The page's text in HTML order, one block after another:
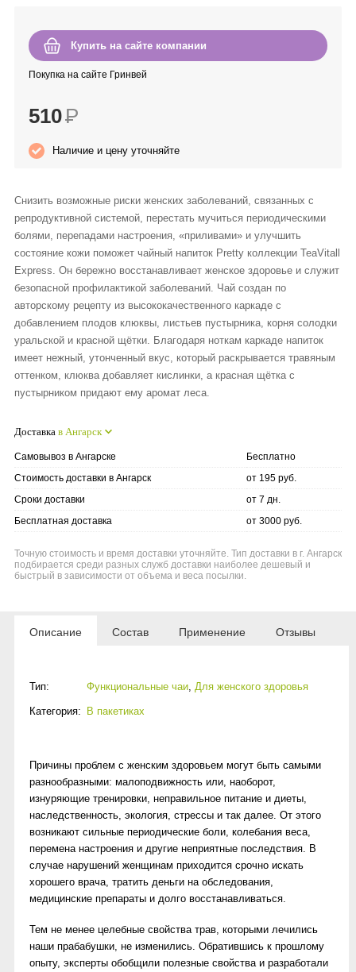
Intilia
Enjoy Care
Купить на сайте компании
Покупка на сайте Гринвей
510Р
Наличие и цену уточняйте
Снизить возможные риски женских заболеваний, связанных с
репродуктивной системой, перестать мучиться периодическими
болями, перепадами настроения, «приливами» и улучшить
состояние кожи поможет чайный напиток Pretty коллекции TeaVitall
Express. Он бережно восстанавливает женское здоровье и служит
безопасной профилактикой заболеваний. Чай создан по
авторскому рецепту из высококачественного каркаде с
добавлением плодов клюквы, листьев пустырника, корня солодки
уральской и красной щётки. Благодаря ноткам каркаде напиток
имеет нежный, утонченный вкус, который раскрывается травяным
оттенком, клюква добавляет кислинки, а красная щётка с
пустырником придают ему аромат леса.
Доставка в Ангарск
Самовывоз в Ангарске
Бесплатно
Стоимость доставки в Ангарск
от 195 руб.
Сроки доставки
от 7 дн.
Бесплатная доставка
от 3000 руб.
Точную стоимость и время доставки уточняйте. Тип доставки в г. Ангарск
подбирается среди разных служб доставки наиболее дешевый и
быстрый в зависимости от объема и веса посылки.
Описание Состав Применение Отзывы
Тип: Функциональные чаи Для женского здоровья
Категория: В пакетиках
Причины проблем с женским здоровьем могут быть самыми
разнообразными: малоподвижность или, наоборот,
изнуряющие тренировки, неправильное питание и диеты,
наследственность, экология, стрессы и так далее. От этого
возникают сильные периодические боли, колебания веса,
перемена настроения и другие неприятные последствия. В
случае нарушений женщинам приходится срочно искать
хорошего врача, тратить деньги на обследования,
медицинские препараты и долго восстанавливаться.
Тем не менее целебные свойства трав, которыми лечились
наши прабабушки, не изменились. Обратившись к прошлому
опыту, эксперты обобщили полезные свойства и разработали